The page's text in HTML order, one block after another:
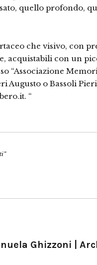
quello profondo,
che visivo, con
acquistabili con un
“Associazione
Augusto o Bassoli
“
Ghizzoni |